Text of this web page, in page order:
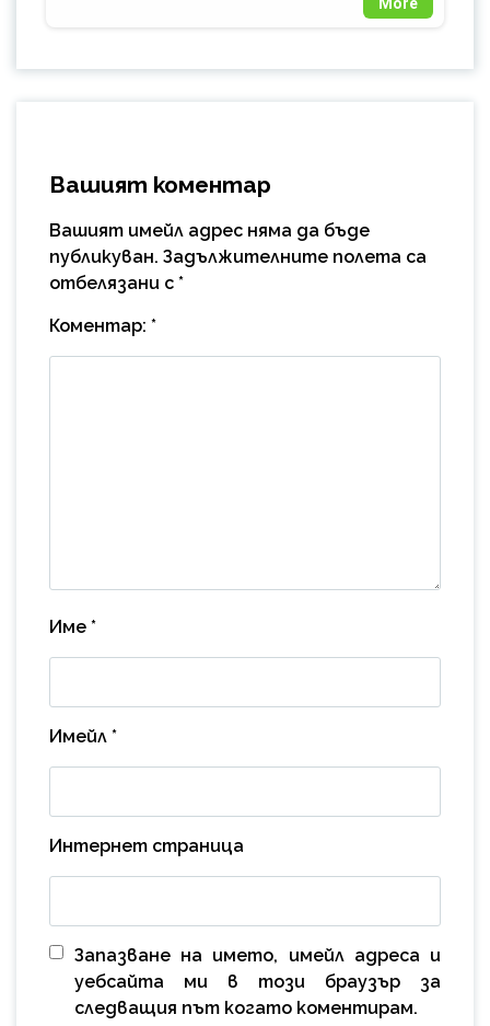
Вашият коментар
Вашият имейл адрес няма да бъде
публикуван. Задължителните полета са
отбелязани с *
Коментар: *
Име *
Имейл *
Интернет страница
Запазване на името, имейл адреса и
уебсайта ми в този браузър за
следващия път когато коментирам.